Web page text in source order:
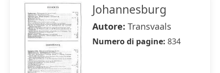
Johannesburg
Autore: Transvaals
Numero di pagine: 834